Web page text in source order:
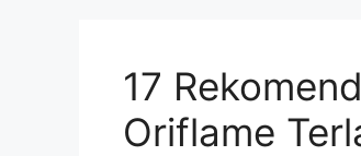
17
Oriflame